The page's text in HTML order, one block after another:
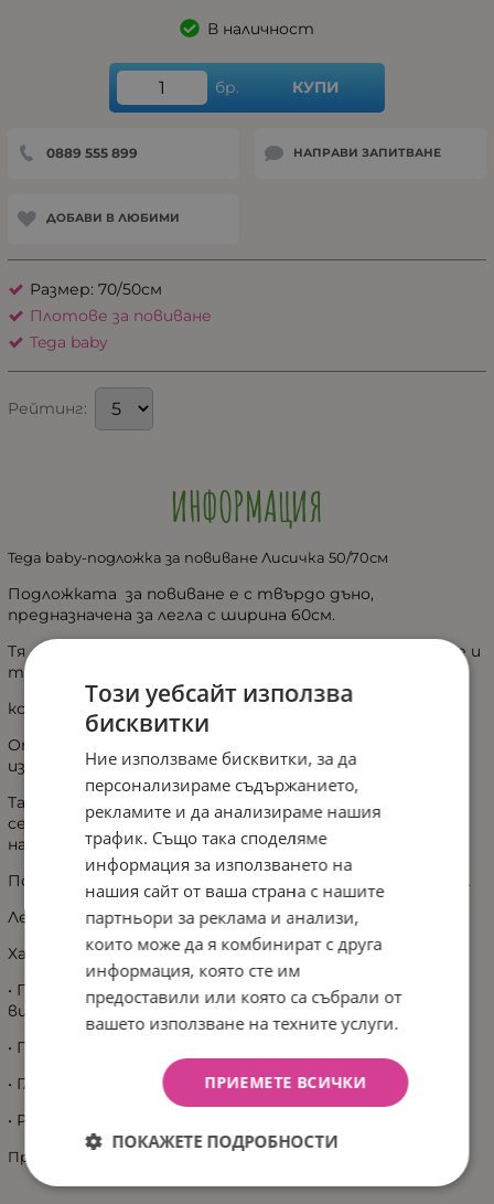
В наличност
бр. КУПИ
0889 555 899 НАПРАВИ ЗАПИТВАНЕ
ДОБАВИ В ЛЮБИМИ
Размер: 70/50см
Плотове за повиване
Tega baby
Рейтинг:
ИНФОРМАЦИЯ
Tega baby-подложка за повиване Лисичка 50/70см
Подложката за повиване е с твърдо дъно,
предназначена за легла с ширина 60см.
Тя е с пълнеж от полиестер, има повдигнати ръбове и
твърд дънен борд,
който може да се постави към скрин или кошара.
Отстрани на подложката има сантиметър за
измерване на височината на бебето.
Тапицерията от най-висококачествено
сертифицирано фолио и е безопасно за нежната кожа
на детето.
Подсилените страни предпазват бебето от падане.
Лесно се почиства.
Характеристики
• Плот за повиване със скала за измерване на
височината
• Проектиран за безопасна и лесна смяна на пелените.
• Гладка и миеща се повърхност
• Размерите на повивалника са 50 х 70 см.
Произведено в Полша
Този уебсайт използва
бисквитки
Ние използваме бисквитки, за да
персонализираме съдържанието,
рекламите и да анализираме нашия
трафик. Също така споделяме
информация за използването на
нашия сайт от ваша страна с нашите
партньори за реклама и анализи,
които може да я комбинират с друга
информация, която сте им
предоставили или която са събрали от
вашето използване на техните услуги.
ПРИЕМЕТЕ ВСИЧКИ
ПОКАЖЕТЕ ПОДРОБНОСТИ